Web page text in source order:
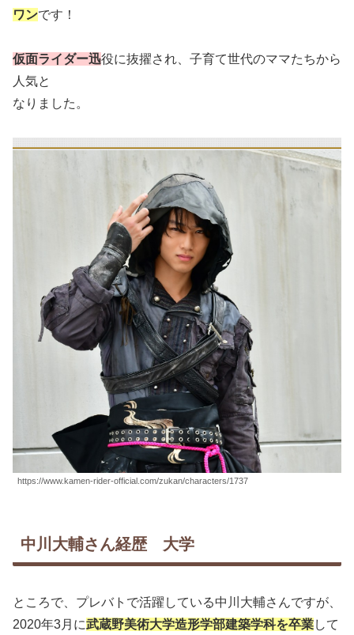
ワンです！
仮面ライダー迅役に抜擢され、子育て世代のママたちから
人気と
なりました。
https://www.kamen-rider-official.com/zukan/characters/1737
中川大輔さん経歴 大学
ところで、プレバトで活躍している中川大輔さんですが、
2020年3月に武蔵野美術大学造形学部建築学科を卒業して